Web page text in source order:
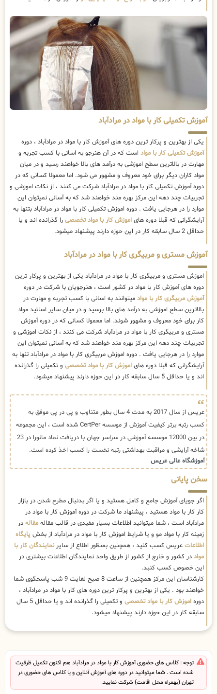
آموزش تکمیلی کار با مواد در مرادآباد
یکی از بهترین و پرکار ترین دوره های آموزش کار با مواد در مرادآباد ، دوره
آموزش تکمیلی کار با مواد است که در آن هنرجو به اسانی با کسب تجربه و
مهارت در بالاترین سطح اموزشی به درآمد های بالا خواهند رسید و در میان
مواد کاران دیگر برای خود معروف و مشهور می شود. اما معمولا کسانی که در
دوره آموزش تکمیلی کار با مواد در مرادآباد شرکت می کنند ، از نکات اموزشی و
تجربیات چند دهه این مرکز بهره مند خواهند شد که به آسانی نمیتوان این
موارد را در هرجایی یافت . دوره اموزش تکمیلی کار با مواد در مرادآباد بتنها به
آرایشگرانی که قبلا دوره های اموزش کار با مواد تخصصی را گذرانده اند و یا
حداقل 2 سال سابقه کار در این حوزه دارند پیشنهاد میشود.
آموزش مستری و مربیگری کار با مواد در مرادآباد
اموزش مستری و مربیگری کار با مواد در مرادآباد یکی از بهترین و پرکار ترین
دوره های آموزش کار با مواد در کشور است ، هنرجویان با شرکت در دوره
آموزش مربیگری کار با مواد میتوانند به اسانی با کسب تجربه و مهارت در
بالاترین سطح اموزشی به درآمد های بالا برسید و در میان سایر اساتید مواد
کار برای خود معروف و مشهور شوند. اما معمولا کسانی که در دوره آموزش
مستری و مربیگری کار با مواد در مرادآباد شرکت می کنند ، از نکات اموزشی و
تجربیات چند دهه این مرکز بهره مند خواهند شد که به آسانی نمیتوان این
موارد را در هرجایی یافت . دوره اموزش مربیگری کار با مواد در مرادآباد تنها به
آرایشگرانی که قبلا دوره های اموزش کار با مواد تخصصی و تکمیلی را گذرانده
اند و یا حداقل 5 سال سابقه کار در این حوزه دارند پیشنهاد میشود.
عریس از سال 2017 به مدت 4 سال بطور متناوب و پی در پی موفق به
کسب رتبه برتر کیفیت آموزش از موسسه CertPer شده است ، این مجموعه
در بین 12000 موسسه آموزشی در سراسر جهان با دریافت نماد مانورا در 23
شاخه آرایشی و مراقبت بهداشتی رتبه نخست را کسب اخذ کرده است.
آموزشگاه عالی عریس
سخن پایانی
اگر جویای آموزش جامع و کامل هستید و یا اگر بدنبال مطرح شدن در بازار
کار کار با مواد هستید ، پیشنهاد ما شرکت در دوره آموزش کار با مواد در
مرادآباد است ، شما میتوانید اطلاعات بسیار مفیدی در قالب مقاله مقاله در
زمینه کار با مواد مو و یا شرایط اموزش کار با مواد در مرادآباد از بخش پایگاه
اطلاعات عریس کسب کنید ، همچنین بمنظور اطلاع از سایرنمایندگان کار با
مواد در کشور و خارج از کشور از طریق واحد نمایندگان اطلاعات بیشتری در
این خصوص کسب کنبد.
کارشناسان این مرکز همچنین از ساعت 8 صبح لغایت 9 شب پاسخگوی شما
خواهند بود . یکی از بهترین و پرکار ترین دوره های کار با مواد در مرادآباد ،
دوره اموزش کار با مواد تخصصی
و تکمیلی را گذرانده اند و یا حداقل 5 سال
سابقه کار در این حوزه دارند پیشنهاد میشود.
توجه : کلاس های حضوری آموزش کار با مواد در مرادآباد هم اکنون تکمیل ظرفیت
شده است . شما میتوانید در دوره های آموزش آنلاین و یا کلاس های حضوری در
تهران (بهمراه محل اقامت) شرکت نمایید.